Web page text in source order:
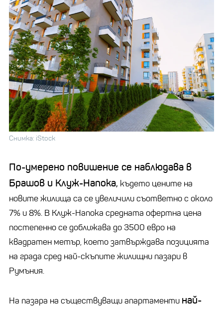
Снимка: iStock
По-умерено повишение се наблюдава в
Брашов и Клуж-Напока, където цените на
новите жилища са се увеличили съответно с около
7% и 8%. В Клуж-Напока средната офертна цена
постепенно се доближава до 3500 евро на
квадратен метър, което затвърждава позицията
на града сред най-скъпите жилищни пазари в
Румъния.
На пазара на съществуващи апартаменти най-